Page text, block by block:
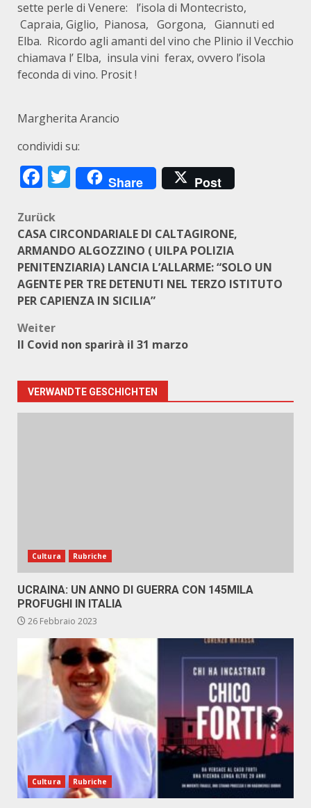
sette perle di Venere: l’isola di Montecristo,
Capraia, Giglio, Pianosa, Gorgona, Giannuti ed
Elba. Ricordo agli amanti del vino che Plinio il Vecchio
chiamava l’ Elba, insula vini ferax, ovvero l’isola
feconda di vino. Prosit !
Margherita Arancio
condividi su:
Facebook
Twitter
Share Post
Beitragsnavigation
Zurück
CASA CIRCONDARIALE DI CALTAGIRONE,
ARMANDO ALGOZZINO ( UILPA POLIZIA
PENITENZIARIA) LANCIA L’ALLARME: “SOLO UN
AGENTE PER TRE DETENUTI NEL TERZO ISTITUTO
PER CAPIENZA IN SICILIA”
Weiter
Il Covid non sparirà il 31 marzo
VERWANDTE GESCHICHTEN
Cultura Rubriche
UCRAINA: UN ANNO DI GUERRA CON 145MILA
PROFUGHI IN ITALIA
26 Febbraio 2023
Cultura Rubriche